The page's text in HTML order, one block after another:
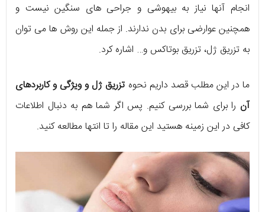
انجام آنها نیاز به بیهوشی و جراحی های سنگین نیست و
همچنین عوارضی برای بدن ندارند. از جمله این روش ها می توان
به تزریق ژل، تزریق بوتاکس و… اشاره کرد.
ما در این مطلب قصد داریم نحوه تزریق ژل و ویژگی و کاربردهای
آن را برای شما بررسی کنیم. پس اگر شما هم به دنبال اطلاعات
کافی در این زمینه هستید این مقاله را تا انتها مطالعه کنید.